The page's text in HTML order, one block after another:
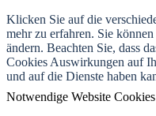
Klicken Sie auf die
mehr zu erfahren. Sie
ändern. Beachten Sie, dass
Cookies Auswirkungen auf
und auf die Dienste haben
Notwendige Website Cookies